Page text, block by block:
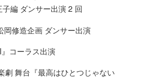
編 ダンサー出演 2 回
岡修造企画 ダンサー出演
コーラス出演
劇 舞台『最高はひとつじゃない